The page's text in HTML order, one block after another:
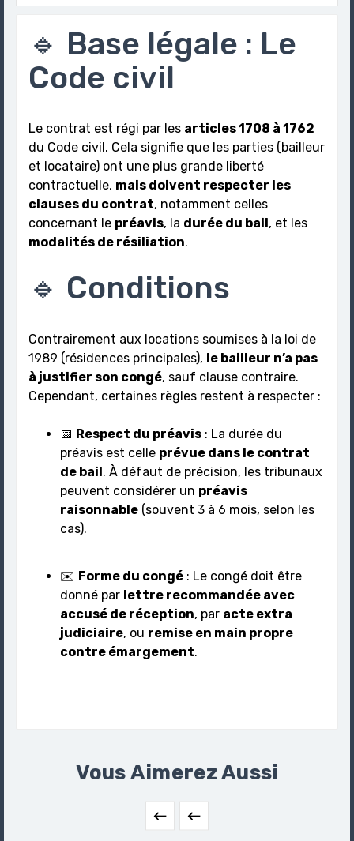
🔹 Base légale : Le
Code civil
Le contrat est régi par les articles 1708 à 1762
du Code civil. Cela signifie que les parties (bailleur
et locataire) ont une plus grande liberté
contractuelle, mais doivent respecter les
clauses du contrat, notamment celles
concernant le préavis, la durée du bail , et les
modalités de résiliation.
🔹 Conditions
Contrairement aux locations soumises à la loi de
1989 (résidences principales), le bailleur n’a pas
à justifier son congé, sauf clause contraire.
Cependant, certaines règles restent à respecter :
📅 Respect du préavis : La durée du
préavis est celle prévue dans le contrat
de bail. À défaut de précision, les tribunaux
peuvent considérer un préavis
raisonnable (souvent 3 à 6 mois, selon les
cas).
✉️ Forme du congé : Le congé doit être
donné par lettre recommandée avec
accusé de réception, par acte extra
judiciaire, ou remise en main propre
contre émargement.
Vous Aimerez Aussi
 